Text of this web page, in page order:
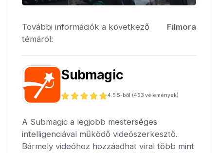
További információk a következő
témáról:
Filmora
Submagic
4.5 5-ből (453 vélemények)
A Submagic a legjobb mesterséges
intelligenciával működő videószerkesztő.
Bármely videóhoz hozzáadhat viral több mint